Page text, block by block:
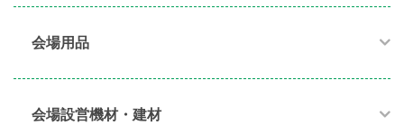
会場用品
会場設営機材・建材